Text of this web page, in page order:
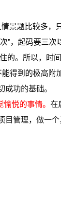
景题比较多，
”，起码要三
的。所以，时间
得到的极高附
功的基础。
悦的事情。 在
管理，做一个